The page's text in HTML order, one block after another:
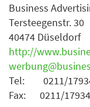
Business
Tersteegenstr. 30
40474 Düseldorf
http://
Tel: 0211/
Fax: 0211/